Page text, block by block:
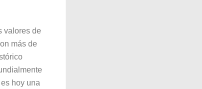
valores de
más de
hoy una